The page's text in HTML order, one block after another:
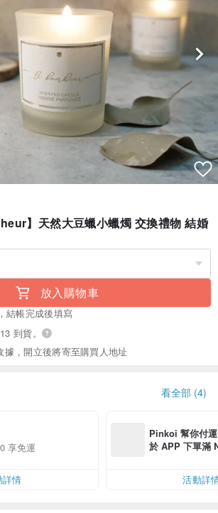
】天然大豆蠟小蠟燭 交換禮物 結婚
放入購物車
，結帳完成後填寫
到貨。
，開立後將寄至購買人地址
看全部 (4)
享免運
詳情
Pinkoi 幫你付
於 APP 下單滿
活動詳